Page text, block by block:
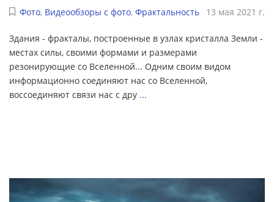
Фото, Видеообзоры с фото, Фрактальность 13 мая 2021 г.
Здания - фракталы, построенные в узлах кристалла Земли -
местах силы, своими формами и размерами
резонирующие со Вселенной... Одним своим видом
информационно соединяют нас со Вселенной,
воссоединяют связи нас с дру ...